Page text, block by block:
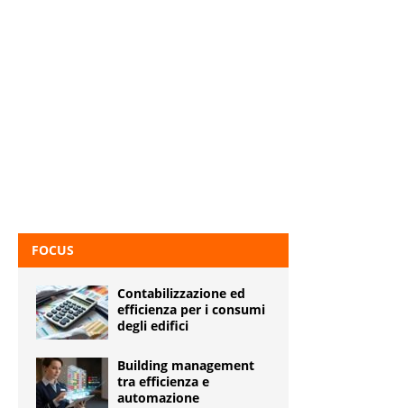
FOCUS
Contabilizzazione ed
efficienza per i consumi
degli edifici
Building management
tra efficienza e
automazione